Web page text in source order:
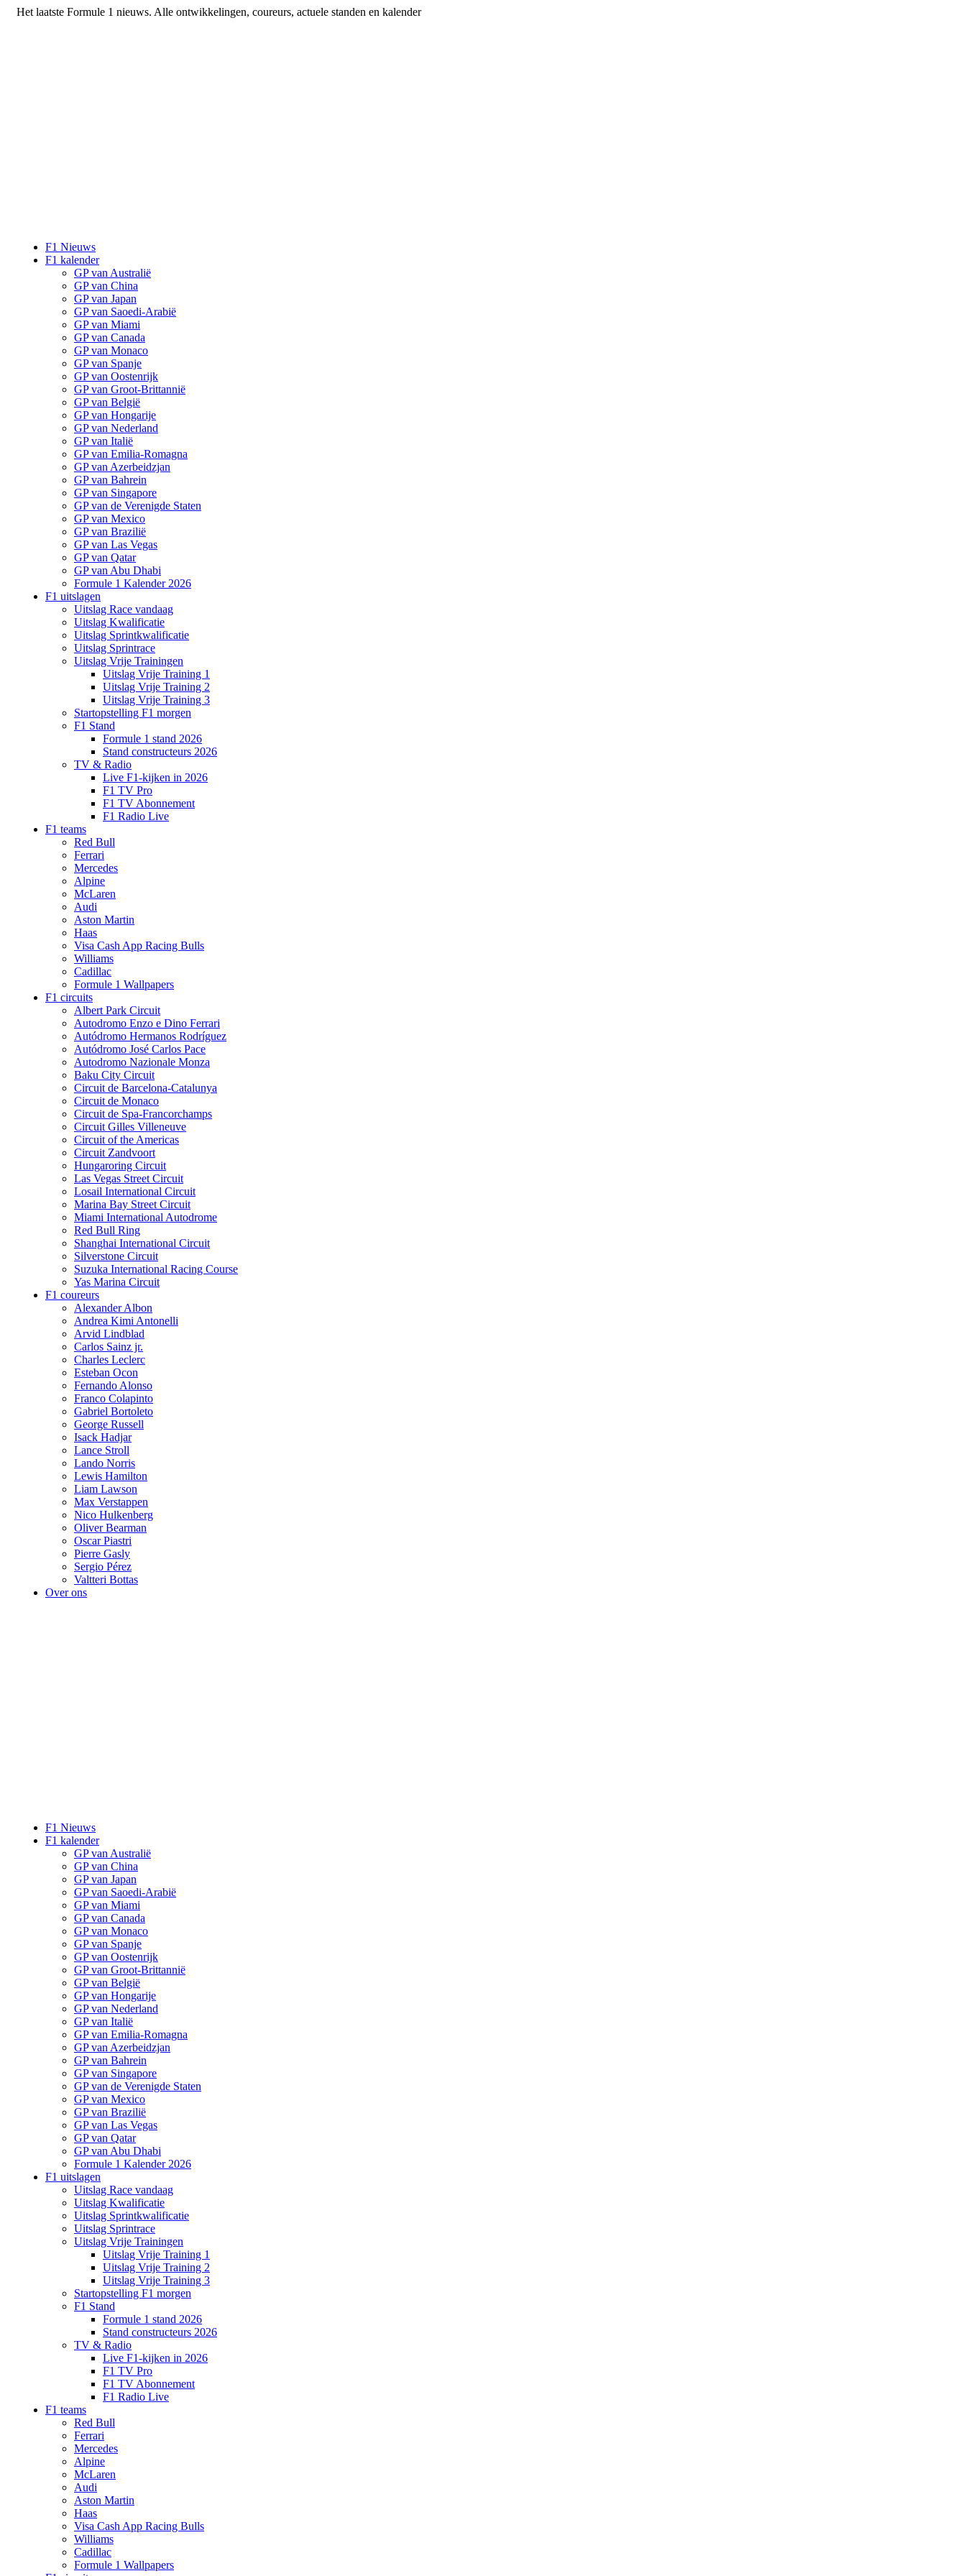
Het laatste Formule 1 nieuws. Alle ontwikkelingen, coureurs, actuele standen en kalender
F1 Nieuws
F1 kalender
GP van Australië
GP van China
GP van Japan
GP van Saoedi-Arabië
GP van Miami
GP van Canada
GP van Monaco
GP van Spanje
GP van Oostenrijk
GP van Groot-Brittannië
GP van België
GP van Hongarije
GP van Nederland
GP van Italië
GP van Emilia-Romagna
GP van Azerbeidzjan
GP van Bahrein
GP van Singapore
GP van de Verenigde Staten
GP van Mexico
GP van Brazilië
GP van Las Vegas
GP van Qatar
GP van Abu Dhabi
Formule 1 Kalender 2026
F1 uitslagen
Uitslag Race vandaag
Uitslag Kwalificatie
Uitslag Sprintkwalificatie
Uitslag Sprintrace
Uitslag Vrije Trainingen
Uitslag Vrije Training 1
Uitslag Vrije Training 2
Uitslag Vrije Training 3
Startopstelling F1 morgen
F1 Stand
Formule 1 stand 2026
Stand constructeurs 2026
TV & Radio
Live F1-kijken in 2026
F1 TV Pro
F1 TV Abonnement
F1 Radio Live
F1 teams
Red Bull
Ferrari
Mercedes
Alpine
McLaren
Audi
Aston Martin
Haas
Visa Cash App Racing Bulls
Williams
Cadillac
Formule 1 Wallpapers
F1 circuits
Albert Park Circuit
Autodromo Enzo e Dino Ferrari
Autódromo Hermanos Rodríguez
Autódromo José Carlos Pace
Autodromo Nazionale Monza
Baku City Circuit
Circuit de Barcelona-Catalunya
Circuit de Monaco
Circuit de Spa-Francorchamps
Circuit Gilles Villeneuve
Circuit of the Americas
Circuit Zandvoort
Hungaroring Circuit
Las Vegas Street Circuit
Losail International Circuit
Marina Bay Street Circuit
Miami International Autodrome
Red Bull Ring
Shanghai International Circuit
Silverstone Circuit
Suzuka International Racing Course
Yas Marina Circuit
F1 coureurs
Alexander Albon
Andrea Kimi Antonelli
Arvid Lindblad
Carlos Sainz jr.
Charles Leclerc
Esteban Ocon
Fernando Alonso
Franco Colapinto
Gabriel Bortoleto
George Russell
Isack Hadjar
Lance Stroll
Lando Norris
Lewis Hamilton
Liam Lawson
Max Verstappen
Nico Hulkenberg
Oliver Bearman
Oscar Piastri
Pierre Gasly
Sergio Pérez
Valtteri Bottas
Over ons
F1 Nieuws
F1 kalender
GP van Australië
GP van China
GP van Japan
GP van Saoedi-Arabië
GP van Miami
GP van Canada
GP van Monaco
GP van Spanje
GP van Oostenrijk
GP van Groot-Brittannië
GP van België
GP van Hongarije
GP van Nederland
GP van Italië
GP van Emilia-Romagna
GP van Azerbeidzjan
GP van Bahrein
GP van Singapore
GP van de Verenigde Staten
GP van Mexico
GP van Brazilië
GP van Las Vegas
GP van Qatar
GP van Abu Dhabi
Formule 1 Kalender 2026
F1 uitslagen
Uitslag Race vandaag
Uitslag Kwalificatie
Uitslag Sprintkwalificatie
Uitslag Sprintrace
Uitslag Vrije Trainingen
Uitslag Vrije Training 1
Uitslag Vrije Training 2
Uitslag Vrije Training 3
Startopstelling F1 morgen
F1 Stand
Formule 1 stand 2026
Stand constructeurs 2026
TV & Radio
Live F1-kijken in 2026
F1 TV Pro
F1 TV Abonnement
F1 Radio Live
F1 teams
Red Bull
Ferrari
Mercedes
Alpine
McLaren
Audi
Aston Martin
Haas
Visa Cash App Racing Bulls
Williams
Cadillac
Formule 1 Wallpapers